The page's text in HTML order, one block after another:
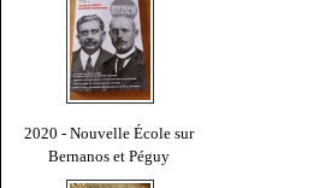
2020 - Nouvelle École sur
Bernanos et Péguy